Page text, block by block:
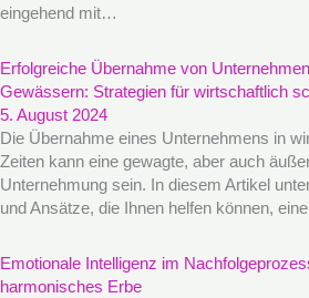
eingehend mit…
Erfolgreiche Übernahme von
Gewässern: Strategien für wirtschaftlich
5. August 2024
Die Übernahme eines Unternehmens in
Zeiten kann eine gewagte, aber auch
Unternehmung sein. In diesem Artikel
und Ansätze, die Ihnen helfen können,
Emotionale Intelligenz im
harmonisches Erbe